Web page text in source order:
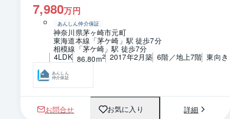
7,980万円
あんしん仲介保証
神奈川県茅ヶ崎市元町
東海道本線「茅ケ崎」駅 徒歩7分
相模線「茅ケ崎」駅 徒歩7分
4LDK 86.80m2 2017年2月築 6階／地上7階 東向き
あんしん
仲介保証
お問合せ お気に入り 詳細
1 / 0 間取り